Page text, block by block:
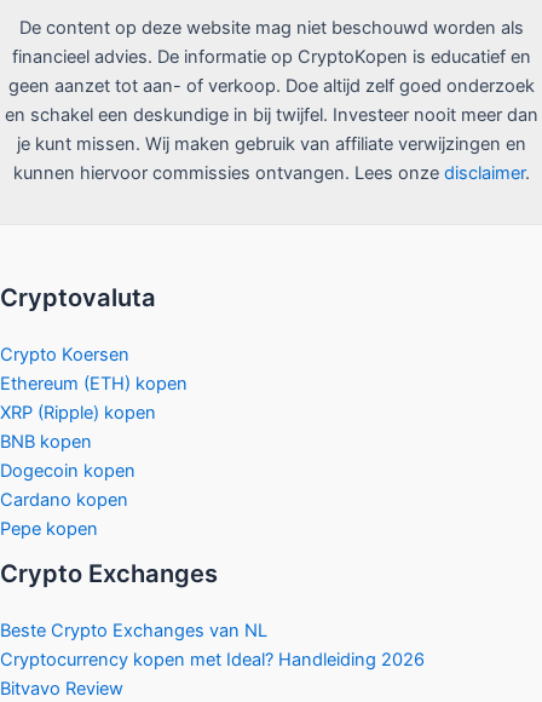
De content op deze website mag niet beschouwd worden als
financieel advies. De informatie op CryptoKopen is educatief en
geen aanzet tot aan- of verkoop. Doe altijd zelf goed onderzoek
en schakel een deskundige in bij twijfel. Investeer nooit meer dan
je kunt missen. Wij maken gebruik van affiliate verwijzingen en
kunnen hiervoor commissies ontvangen. Lees onze disclaimer.
Cryptovaluta
Crypto Koersen
Ethereum (ETH) kopen
XRP (Ripple) kopen
BNB kopen
Dogecoin kopen
Cardano kopen
Pepe kopen
Crypto Exchanges
Beste Crypto Exchanges van NL
Cryptocurrency kopen met Ideal? Handleiding 2026
Bitvavo Review